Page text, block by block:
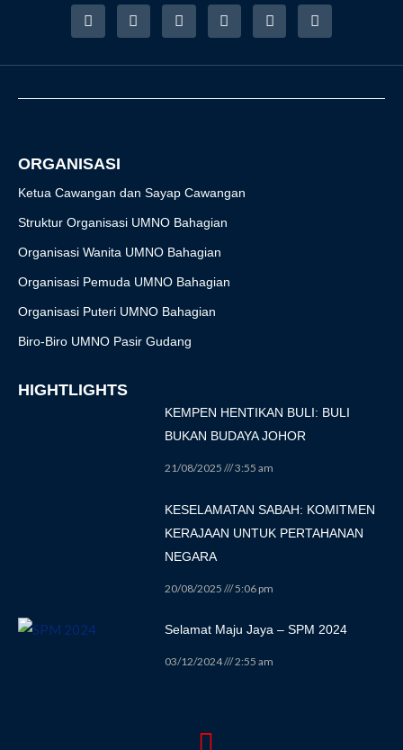
F
a
c
b
o
I
n
s
a
r
T
w
i
t
r
Y
o
u
u
e
T
i
k
o
R
s
s
ORGANISASI
Ketua Cawangan dan Sayap Cawangan
Struktur Organisasi UMNO Bahagian
Organisasi Wanita UMNO Bahagian
Organisasi Pemuda UMNO Bahagian
Organisasi Puteri UMNO Bahagian
Biro-Biro UMNO Pasir Gudang
HIGHTLIGHTS
KEMPEN HENTIKAN BULI: BULI
BUKAN BUDAYA JOHOR
21/08/2025 3:55 am
KESELAMATAN SABAH: KOMITMEN
KERAJAAN UNTUK PERTAHANAN
NEGARA
20/08/2025 5:06 pm
Selamat Maju Jaya – SPM 2024
03/12/2024 2:55 am